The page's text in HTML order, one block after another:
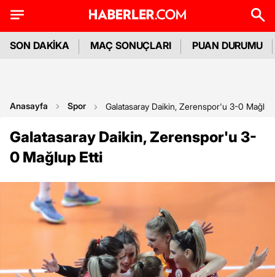
SON DAKİKA MAÇ SONUÇLARI PUAN DURUMU
Anasayfa Spor Galatasaray Daikin, Zerenspor'u 3-0
Galatasaray Daikin, Zerenspor'u 3-
0 Mağlup Etti